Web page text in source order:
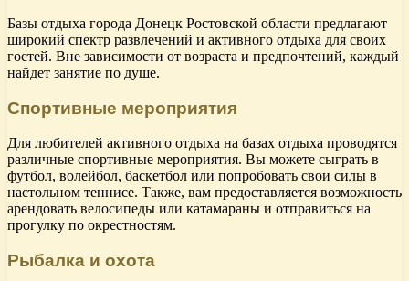
Базы отдыха города Донецк Ростовской области предлагают
широкий спектр развлечений и активного отдыха для своих
гостей. Вне зависимости от возраста и предпочтений, каждый
найдет занятие по душе.
Спортивные мероприятия
Для любителей активного отдыха на базах отдыха проводятся
различные спортивные мероприятия. Вы можете сыграть в
футбол, волейбол, баскетбол или попробовать свои силы в
настольном теннисе. Также, вам предоставляется возможность
арендовать велосипеды или катамараны и отправиться на
прогулку по окрестностям.
Рыбалка и охота